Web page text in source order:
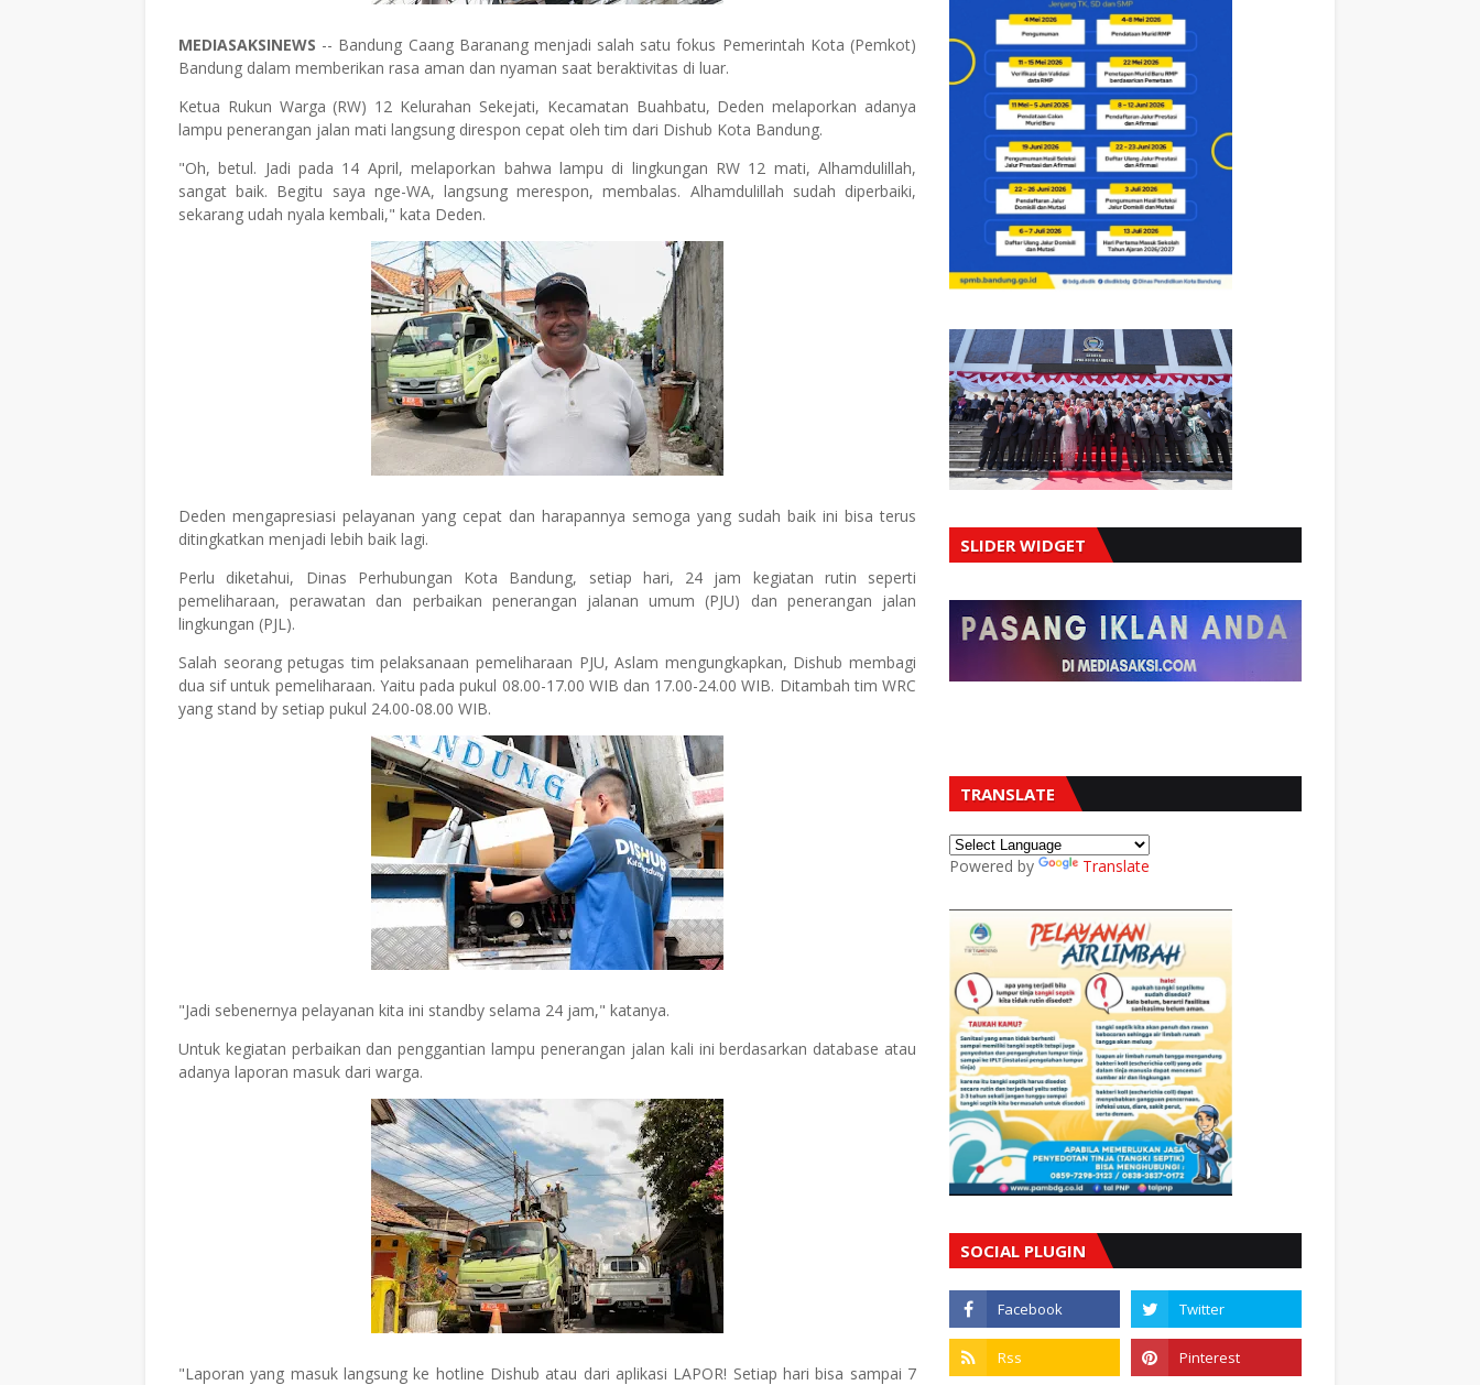
MEDIASAKSINEWS -- Bandung Caang Baranang menjadi salah satu fokus Pemerintah Kota (Pemkot)
Bandung dalam memberikan rasa aman dan nyaman saat beraktivitas di luar.
Ketua Rukun Warga (RW) 12 Kelurahan Sekejati, Kecamatan Buahbatu, Deden melaporkan adanya
lampu penerangan jalan mati langsung direspon cepat oleh tim dari Dishub Kota Bandung.
"Oh, betul. Jadi pada 14 April, melaporkan bahwa lampu di lingkungan RW 12 mati, Alhamdulillah,
sangat baik. Begitu saya nge-WA, langsung merespon, membalas. Alhamdulillah sudah diperbaiki,
sekarang udah nyala kembali," kata Deden.
Deden mengapresiasi pelayanan yang cepat dan harapannya semoga yang sudah baik ini bisa terus
ditingkatkan menjadi lebih baik lagi.
Perlu diketahui, Dinas Perhubungan Kota Bandung, setiap hari, 24 jam kegiatan rutin seperti
pemeliharaan, perawatan dan perbaikan penerangan jalanan umum (PJU) dan penerangan jalan
lingkungan (PJL).
Salah seorang petugas tim pelaksanaan pemeliharaan PJU, Aslam mengungkapkan, Dishub membagi
dua sif untuk pemeliharaan. Yaitu pada pukul 08.00-17.00 WIB dan 17.00-24.00 WIB. Ditambah tim WRC
yang stand by setiap pukul 24.00-08.00 WIB.
"Jadi sebenernya pelayanan kita ini standby selama 24 jam," katanya.
Untuk kegiatan perbaikan dan penggantian lampu penerangan jalan kali ini berdasarkan database atau
adanya laporan masuk dari warga.
"Laporan yang masuk langsung ke hotline Dishub atau dari aplikasi LAPOR! Setiap hari bisa sampai 7
SLIDER WIDGET
TRANSLATE
Powered by Translate
SOCIAL PLUGIN